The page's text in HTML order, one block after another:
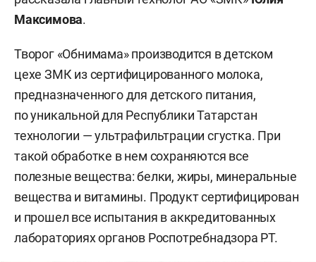
Максимова.
Творог «Обнимама» производится в детском
цехе ЗМК из сертифицированного молока,
предназначенного для детского питания,
по уникальной для Республики Татарстан
технологии — ультрафильтрации сгустка. При
такой обработке в нем сохраняются все
полезные вещества: белки, жиры, минеральные
вещества и витамины. Продукт сертифицирован
и прошел все испытания в аккредитованных
лабораториях органов Роспотребнадзора РТ.